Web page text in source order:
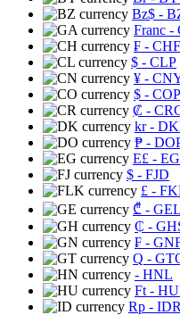
Bz$ -
Franc -
₣ - CHF
$ - CLP
¥ -
$ - COP
₡ -
kr-
₱ -
E£ -
$ - FJD
£ -
₾ - GEL
₵ -
₣ -
Q -
- HNL
Ft -
Rp - IDR